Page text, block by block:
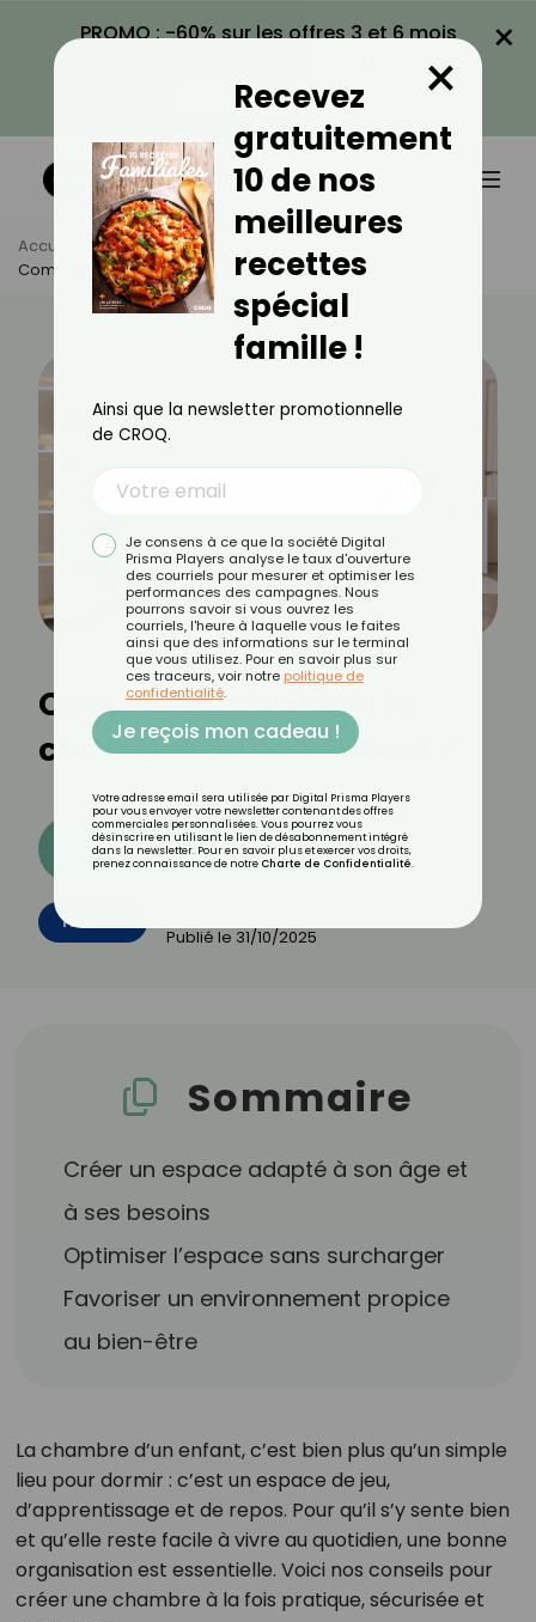
PROMO : -60% sur les offres 3 et 6 mois
VOIR LA PROMO
×
Accueil Actus
Famille
Comment Organiser La Chambre De Son Enfant ?
Comment organiser la
chambre de son enfant ?
Découvrez les 11 menus CROQ
FAMILLE
Publié le 31/10/2025
Sommaire
Créer un espace adapté à son âge et
à ses besoins
Optimiser l’espace sans surcharger
Favoriser un environnement propice
au bien-être
La chambre d’un enfant, c’est bien plus qu’un simple
lieu pour dormir : c’est un espace de jeu,
d’apprentissage et de repos. Pour qu’il s’y sente bien
et qu’elle reste facile à vivre au quotidien, une bonne
organisation est essentielle. Voici nos conseils pour
créer une chambre à la fois pratique, sécurisée et
Recevez
gratuitement
10 de nos
meilleures
recettes
spécial
famille !
×
Ainsi que la newsletter promotionnelle
de CROQ.
Je consens à ce que la société Digital
Prisma Players analyse le taux d'ouverture
des courriels pour mesurer et optimiser les
performances des campagnes. Nous
pourrons savoir si vous ouvrez les
courriels, l'heure à laquelle vous le faites
ainsi que des informations sur le terminal
que vous utilisez. Pour en savoir plus sur
ces traceurs, voir notre politique de
confidentialité.
Je reçois mon cadeau !
Votre adresse email sera utilisée par Digital Prisma Players
pour vous envoyer votre newsletter contenant des offres
commerciales personnalisées. Vous pourrez vous
désinscrire en utilisant le lien de désabonnement intégré
dans la newsletter. Pour en savoir plus et exercer vos droits,
prenez connaissance de notre Charte de Confidentialité.